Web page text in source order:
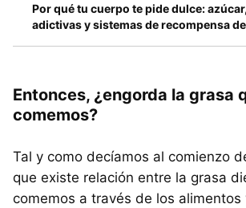
Por qué tu cuerpo te pide dulce:
adictivas y sistemas de recompensa
Entonces, ¿engorda la grasa
comemos?
Tal y como decíamos al comienzo
que existe relación entre la grasa
comemos a través de los alimentos